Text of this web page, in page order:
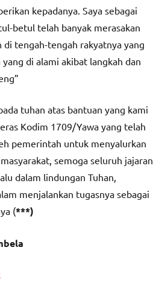
kepadanya. Saya sebagai
betul telah banyak merasakan
tengah-tengah rakyatnya yang
di alami akibat langkah dan
tuhan atas bantuan yang kami
Kodim 1709/Yawa yang telah
pemerintah untuk menyalurkan
semoga seluruh jajaran
dalam lindungan Tuhan,
menjalankan tugasnya sebagai
(***)